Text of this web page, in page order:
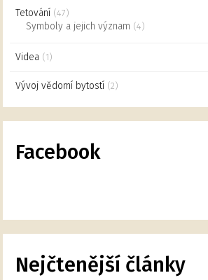
Tetování (47)
Symboly a jejich význam (4)
Videa (1)
Vývoj vědomí bytostí (2)
Facebook
Nejčtenější články